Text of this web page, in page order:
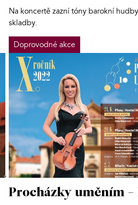
Na koncertě zazní tóny barokní
skladby.
Doprovodné akce
Procházky uměním -